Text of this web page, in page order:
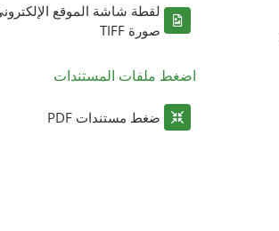
لقطة شاشة الموقع
صورة TIFF
اضغط ملفات المستندات
ضغط مستندات PDF